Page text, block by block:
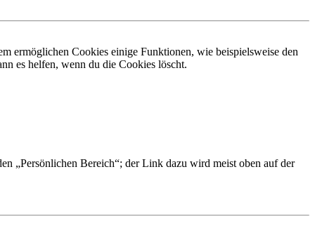
ermöglichen Cookies einige Funktionen, wie beispielsweise den
es helfen, wenn du die Cookies löscht.
„Persönlichen Bereich“; der Link dazu wird meist oben auf der